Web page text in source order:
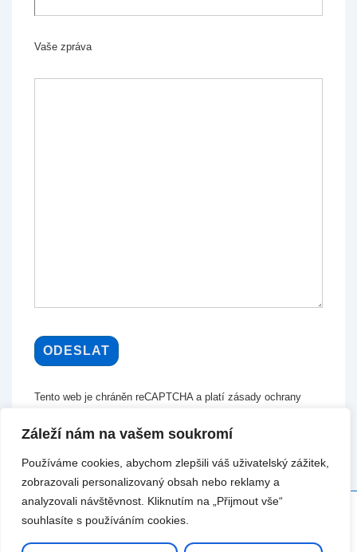
Záleží nám na vašem soukromí
Používáme cookies, abychom zlepšili váš uživatelský zážitek,
zobrazovali personalizovaný obsah nebo reklamy a
analyzovali návštěvnost. Kliknutím na „Přijmout vše“
souhlasíte s používáním cookies.
Vaše zpráva
Tento web je chráněn reCAPTCHA a platí zásady ochrany